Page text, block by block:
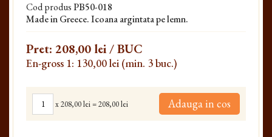
Cod produsPB50-018
Made in Greece. Icoana argintata pe lemn.
Pret: 208,00 lei/ BUC
En-gross 1: 130,00 lei (min. 3 buc.)
x208,00 lei=208,00 lei Adauga in cos